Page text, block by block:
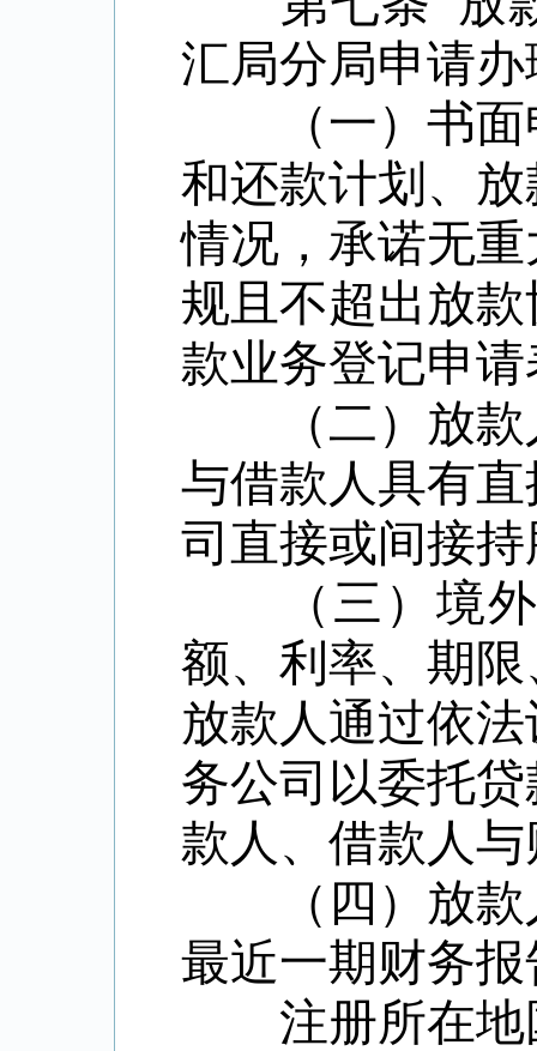
汇局分局申请
（一）书面
和还款计划、
情况，承诺无
规且不超出放
款业务登记申
（二）放款
与借款人具有
司直接或间接
（三）境外
额、利率、期
放款人通过依
务公司以委托
款人、借款人
（四）放款
最近一期财务
注册所在地